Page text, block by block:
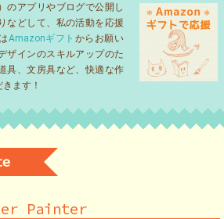
のアプリやブログで公開し
などして、私の活動を応援
Amazonギフト からお願い
ザインのスキルアップのた
具、文房具など、快適な作
ます！
Painter